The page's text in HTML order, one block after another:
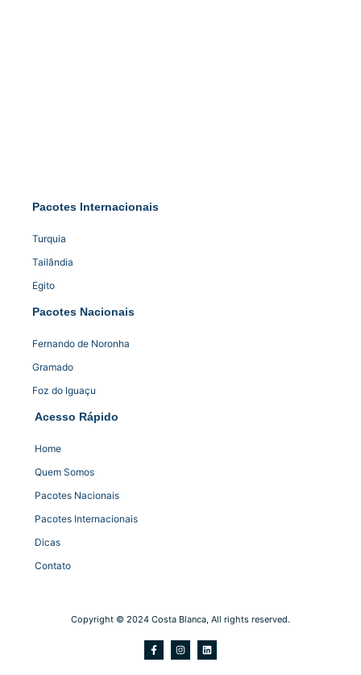
Pacotes Internacionais
Turquia
Tailândia
Egito
Pacotes Nacionais
Fernando de Noronha
Gramado
Foz do Iguaçu
Acesso Rápido
Home
Quem Somos
Pacotes Nacionais
Pacotes Internacionais
Dicas
Contato
Copyright © 2024 Costa Blanca, All rights reserved.